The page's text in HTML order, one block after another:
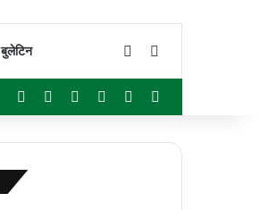
बुलेटिन Switch skin
Facebook YouTubeInstagramWhatsApp